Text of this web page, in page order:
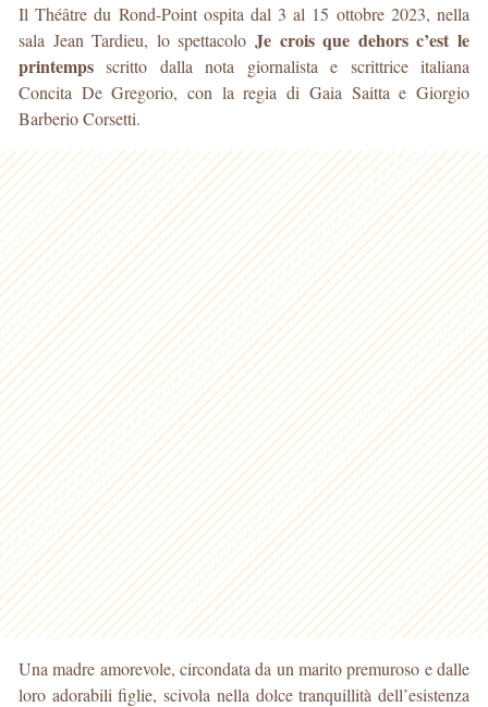
Il Théâtre du Rond-Point ospita dal 3 al 15 ottobre 2023, nella
sala Jean Tardieu, lo spettacolo Je crois que dehors c’est le
printemps scritto dalla nota giornalista e scrittrice italiana
Concita De Gregorio, con la regia di Gaia Saitta e Giorgio
Barberio Corsetti.
Una madre amorevole, circondata da un marito premuroso e dalle
loro adorabili figlie, scivola nella dolce tranquillità dell’esistenza